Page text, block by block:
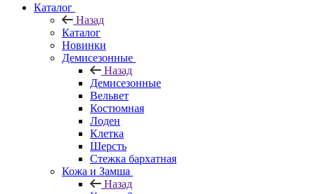
Каталог
Назад
Каталог
Новинки
Демисезонные
Назад
Демисезонные
Вельвет
Костюмная
Лоден
Клетка
Шерсть
Стежка бархатная
Кожа и Замша
Назад